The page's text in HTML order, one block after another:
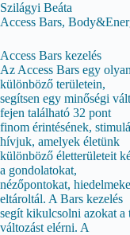
Szilágyi Beáta
Access Bars,
Access Bars kezelés
Az Access Bars egy
különböző területein,
segítsen egy minőségi
fejen található 32 pont
finom érintésének,
hívjuk, amelyek életünk
különböző életterületeit
a gondolatokat,
nézőpontokat,
eltároltál. A Bars kezelés
segít kikulcsolni azokat a
változást elérni. A